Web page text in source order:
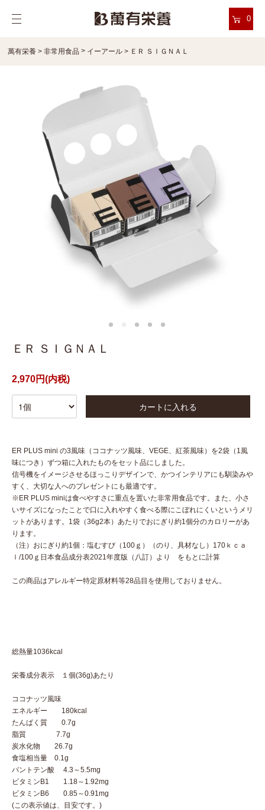
0
萬有栄養 > 非常用食品 > イーアール > ＥＲ ＳＩＧＮＡＬ
ＥＲ ＳＩＧＮＡＬ
2,970円(内税)
カートに入れる
ER PLUS mini の3風味（ココナッツ風味、VEGE、紅茶風味）を2袋（1風
味につき）ずつ箱に入れたものをセット品にしました。
信号機をイメージさせるほっこりデザインで、かつインテリアにも馴染みや
すく、大切な人へのプレゼントにも最適です。
※ER PLUS miniは食べやすさに重点を置いた非常用食品です。また、小さ
いサイズになったことで口に入れやすく食べる際にこぼれにくいというメリ
ットがあります。1袋（36g2本）あたりでおにぎり約1個分のカロリーがあ
ります。
（注）おにぎり約1個：塩むすび（100ｇ）（のり、具材なし）170ｋｃａ
ｌ/100ｇ日本食品成分表2021年度版（八訂）より をもとに計算
この商品はアレルギー特定原材料等28品目を使用しておりません。
総熱量1036kcal
栄養成分表示 １個(36g)あたり
ココナッツ風味
エネルギー 180kcal
たんぱく質 0.7g
脂質 7.7g
炭水化物 26.7g
食塩相当量 0.1g
パントテン酸 4.3～5.5mg
ビタミンB1 1.18～1.92mg
ビタミンB6 0.85～0.91mg
(この表示値は、目安です。)